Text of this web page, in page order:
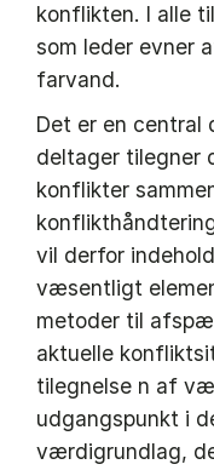
konflikten. I alle
som leder evner
farvand.
Det er en central
deltager tilegner
konflikter
vil derfor
væsentligt
metoder til
aktuelle
tilegnelse n af
udgangspunkt i
værdigrundlag,